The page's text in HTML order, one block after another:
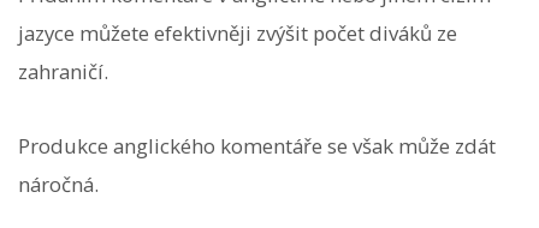
jazyce můžete efektivněji zvýšit počet diváků ze
zahraničí.
Produkce anglického komentáře se však může zdát
náročná.